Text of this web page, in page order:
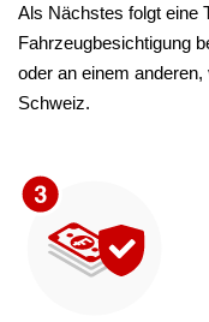
Als Nächstes folgt eine
Fahrzeugbesichtigung
oder an einem
Schweiz.